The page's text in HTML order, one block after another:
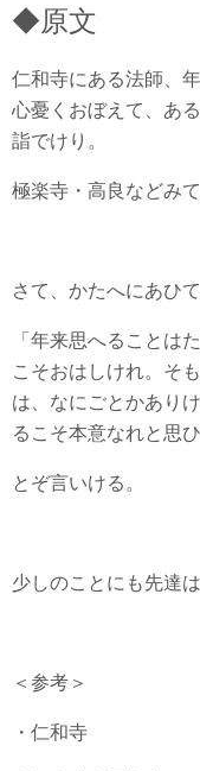
◆原文
仁和寺にある法師、
心憂くおぼえて、あ
詣でけり。
極楽寺・高良などみ
さて、かたへにあひて
「年来思へることは
こそおはしけれ。そ
は、なにごとかあり
るこそ本意なれと思
とぞ言いける。
少しのことにも先達
＜参考＞
・仁和寺